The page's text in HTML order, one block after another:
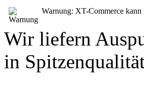
Warnung: XT-Commerce
Wir liefern
in